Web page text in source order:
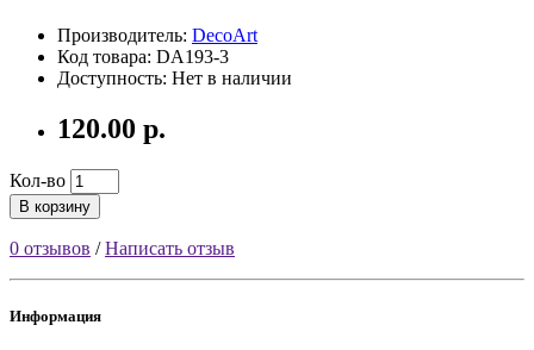
Производитель: DecoArt
Код товара: DA193-3
Доступность: Нет в наличии
120.00 р.
Кол-во
В корзину
0 отзывов /Написать отзыв
Информация